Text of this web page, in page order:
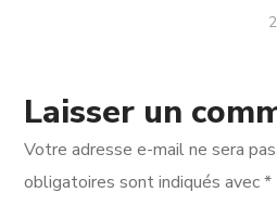
Laisser un
Votre adresse e-mail ne sera
obligatoires sont indiqués avec*